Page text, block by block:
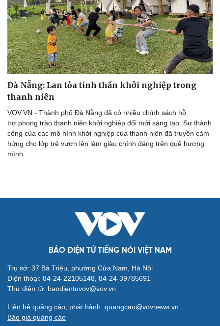
Đà Nẵng: Lan tỏa tinh thần khởi nghiệp trong
thanh niên
VOV.VN - Thành phố Đà Nẵng đã có nhiều chính sách hỗ
trợ phong trào thanh niên khởi nghiệp đổi mới sáng tạo. Sự thành
công của các mô hình khởi nghiệp của thanh niên đã truyền cảm
hứng cho lớp trẻ vươn lên làm giàu chính đáng trên quê hương
mình.
BÁO ĐIỆN TỬ TIẾNG NÓI VIỆT NAM
Trụ sở: 37 Bà Triệu, phường Cửa Nam, Hà Nội
Điện thoại: 84-24-22105148, 84-24-39785691
Thư điện tử: baodientuvov@vov.vn
Liên hệ quảng cáo, phát hành: quangcao@vovnews.vn
Báo giá quảng cáo